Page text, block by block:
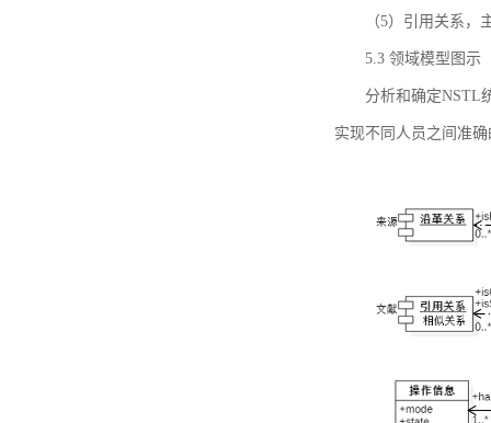
（5）引用关系，
5.3 领域模型图示
分析和确定NSTL
实现不同人员之间准